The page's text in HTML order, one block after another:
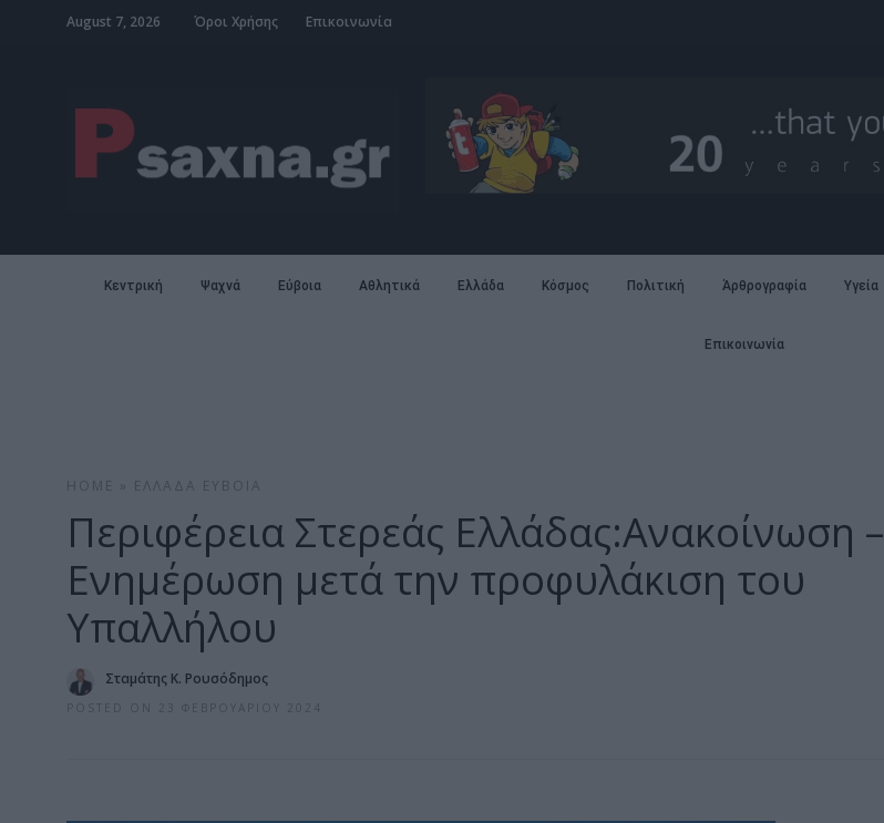
August 7, 2026 Όροι Χρήσης Επικοινωνία
Κεντρική Ψαχνά Εύβοια Αθλητικά Ελλάδα Κόσμος Πολιτική Άρθρογραφία Υγεία
Επικοινωνία
HOME ΕΛΛΆΔΑ ΕΎΒΟΙΑ
Περιφέρεια Στερεάς Ελλάδας:Ανακοίνωση –
Ενημέρωση μετά την προφυλάκιση του
Υπαλλήλου
Σταμάτης Κ. Ρουσόδημος
POSTED ON 23 ΦΕΒΡΟΥΑΡΊΟΥ 2024